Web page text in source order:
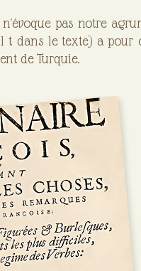
n'évoque pas notre
t dans le texte) a
de Turquie.